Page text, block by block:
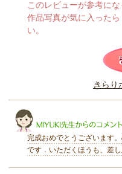
このレビューは参考になりま
このレビューが参考にな
作品写真が気に入った
い。
きらり
完成おめでとうございます
です．いただくほうも、差